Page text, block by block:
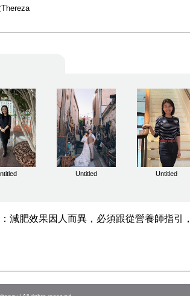
Untitled Untitled
減肥效果因人而異，必須跟從營養師指引